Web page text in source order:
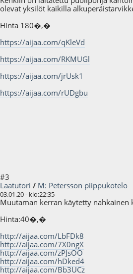
olevat yksilöt kaikilla
Hinta 180�,�
https://aijaa.com/qKleVd
https://aijaa.com/RKMUGl
https://aijaa.com/jrUsk1
https://aijaa.com/rUDgbu
#3
Laatutori / M: Petersson piippukotelo
03.01.20 - klo:22:35
Muutaman kerran käytetty nahkainen
Hinta:40�,�
http://aijaa.com/LbFDk8
http://aijaa.com/7X0ngX
http://aijaa.com/zPJsOO
http://aijaa.com/hDked4
http://aijaa.com/Bb3UCz